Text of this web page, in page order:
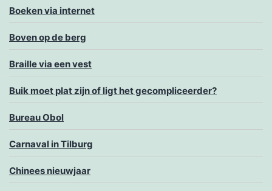
Boeken via internet
Boven op de berg
Braille via een vest
Buik moet plat zijn of ligt het gecompliceerder?
Bureau Obol
Carnaval in Tilburg
Chinees nieuwjaar